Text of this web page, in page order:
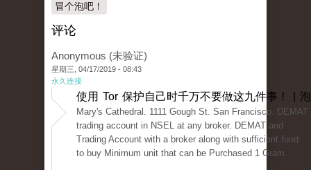
冒个泡吧！
评论
Anonymous (未验证)
星期三, 04/17/2019 - 08:43
永久连接
使用 Tor 保护自己时千万不要做这九件事！ |
Mary's Cathedral. 1111 Gough St. San Francisco. DEMAT
trading account in NSEL at any broker. DEMAT and
Trading Account with a broker along with sufficient fund
to buy Minimum unit that can be Purchased 1 Gram.